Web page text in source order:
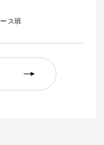
ス班